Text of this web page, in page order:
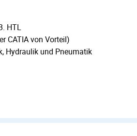
HTL
CATIA von Vorteil)
Hydraulik und Pneumatik